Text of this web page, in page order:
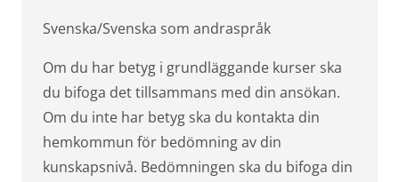
Svenska/Svenska som andraspråk
Om du har betyg i grundläggande kurser ska
du bifoga det tillsammans med din ansökan.
Om du inte har betyg ska du kontakta din
hemkommun för bedömning av din
kunskapsnivå. Bedömningen ska du bifoga din